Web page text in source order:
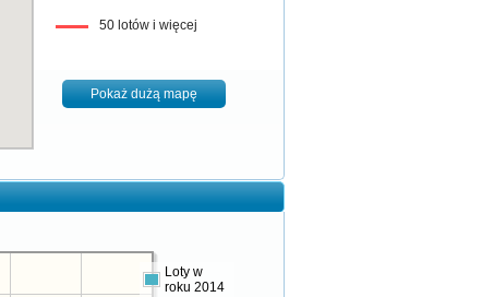
50 lotów i więcej
Pokaż dużą mapę
Loty w
roku 2014